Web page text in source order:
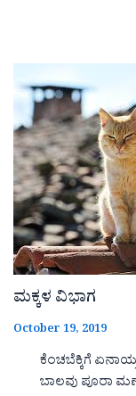
ಮಕ್ಕಳ ವಿಭಾಗ
October 19, 2019
ಕೆಂಚಬೆಕ್ಕಿಗೆ
ಬಾಲವು ಪೂರಾ